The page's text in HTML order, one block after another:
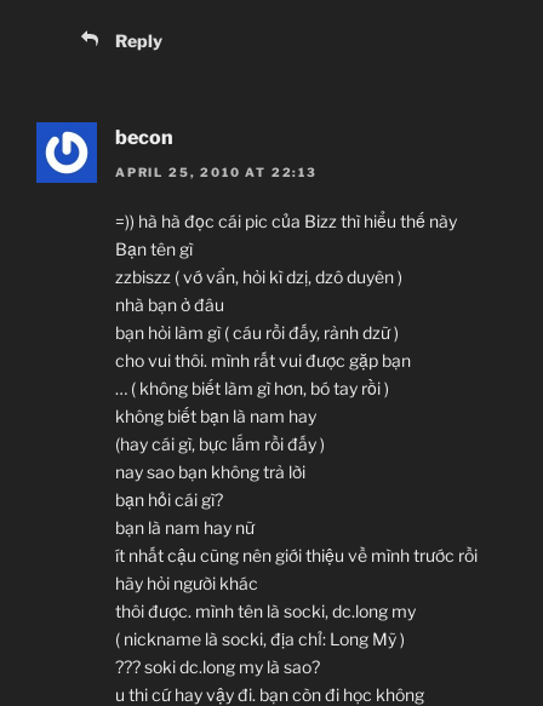
Reply
becon
APRIL 25, 2010 AT 22:13
=)) hà hà đọc cái pic của Bizz thì hiểu thế này
Bạn tên gì
zzbiszz ( vớ vẩn, hỏi kì dzị, dzô duyên )
nhà bạn ở đâu
bạn hỏi làm gì ( cáu rồi đấy, rảnh dzữ )
cho vui thôi. mình rất vui được gặp bạn
… ( không biết làm gì hơn, bó tay rồi )
không biết bạn là nam hay
(hay cái gì, bực lắm rồi đấy )
nay sao bạn không trả lời
bạn hỏi cái gì?
bạn là nam hay nữ
ít nhất cậu cũng nên giới thiệu về mình trước rồi
hãy hỏi người khác
thôi được. mình tên là socki, dc.long my
( nickname là socki, địa chỉ: Long Mỹ )
??? soki dc.long my là sao?
u thi cứ hay vậy đi. bạn còn đi học không